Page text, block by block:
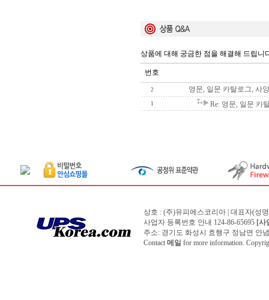
상품에 대해 궁금한 점을 해결해 드립니
번호
2 영문, 일문 카탈로그, 사
1 Re: 영문, 일문 카
상호 : (주)유피에스코리아 | 대표자(성
사업자 등록번호 안내 124-86-65695 [사
주소: 경기도 화성시 효행구 정남면 안
Contact 메일 for more information.